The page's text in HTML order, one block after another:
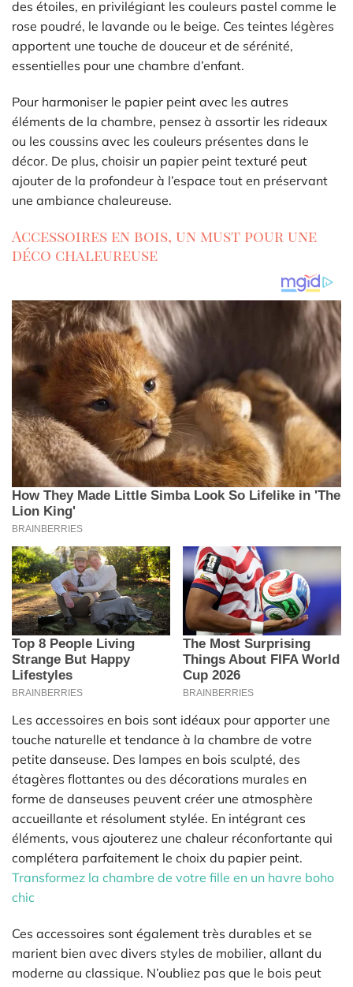
des étoiles, en privilégiant les couleurs pastel comme le
rose poudré, le lavande ou le beige. Ces teintes légères
apportent une touche de douceur et de sérénité,
essentielles pour une chambre d’enfant.
Pour harmoniser le papier peint avec les autres
éléments de la chambre, pensez à assortir les rideaux
ou les coussins avec les couleurs présentes dans le
décor. De plus, choisir un papier peint texturé peut
ajouter de la profondeur à l’espace tout en préservant
une ambiance chaleureuse.
Accessoires en bois, un must pour une
déco chaleureuse
Les accessoires en bois sont idéaux pour apporter une
touche naturelle et tendance à la chambre de votre
petite danseuse. Des lampes en bois sculpté, des
étagères flottantes ou des décorations murales en
forme de danseuses peuvent créer une atmosphère
accueillante et résolument stylée. En intégrant ces
éléments, vous ajouterez une chaleur réconfortante qui
complétera parfaitement le choix du papier peint.
Transformez la chambre de votre fille en un havre boho
chic
Ces accessoires sont également très durables et se
marient bien avec divers styles de mobilier, allant du
moderne au classique. N’oubliez pas que le bois peut